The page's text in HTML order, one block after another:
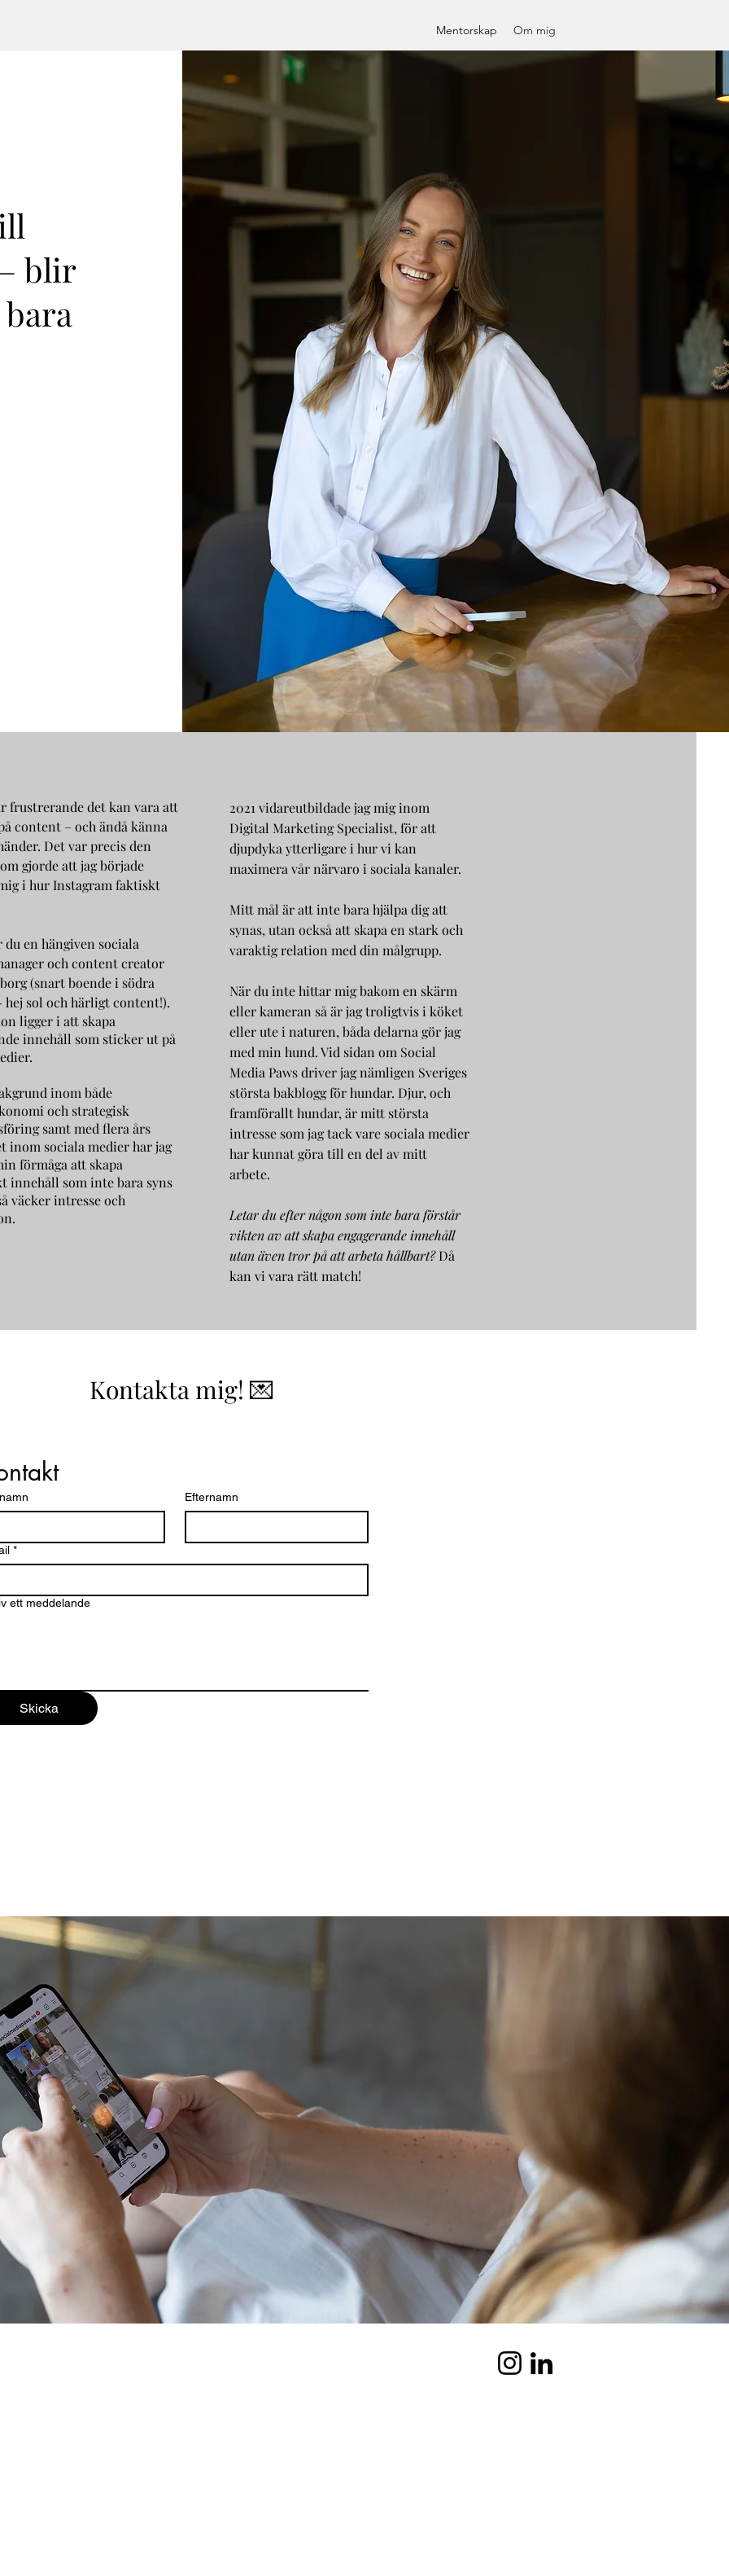
Mentorskap Om mig
blir
frustrerande det kan vara att
content – och ändå känna
Det var precis den
gjorde att jag började
i hur Instagram faktiskt
en hängiven sociala
och content creator
(snart boende i södra
hej sol och härligt content!).
ligger i att skapa
innehåll som sticker ut på
inom både
och strategisk
samt med flera års
inom sociala medier har jag
förmåga att skapa
innehåll som inte bara syns
väcker intresse och
2021 vidareutbildade jag mig inom
Digital Marketing Specialist, för att
djupdyka ytterligare i hur vi kan
maximera vår närvaro i sociala kanaler.
Mitt mål är att inte bara hjälpa dig att
synas, utan också att skapa en stark och
varaktig relation med din målgrupp.
När du inte hittar mig bakom en skärm
eller kameran så är jag troligtvis i köket
eller ute i naturen, båda delarna gör jag
med min hund. Vid sidan om Social
Media Paws driver jag nämligen Sveriges
största bakblogg för hundar. Djur, och
framförallt hundar, är mitt största
intresse som jag tack vare sociala medier
har kunnat göra till en del av mitt
arbete.
Letar du efter någon som inte bara förstår
vikten av att skapa engagerande innehåll
utan även tror på att arbeta hållbart?Då
kan vi vara rätt match!
Kontakta mig! 💌
Efternamn
*
ett meddelande
Skicka